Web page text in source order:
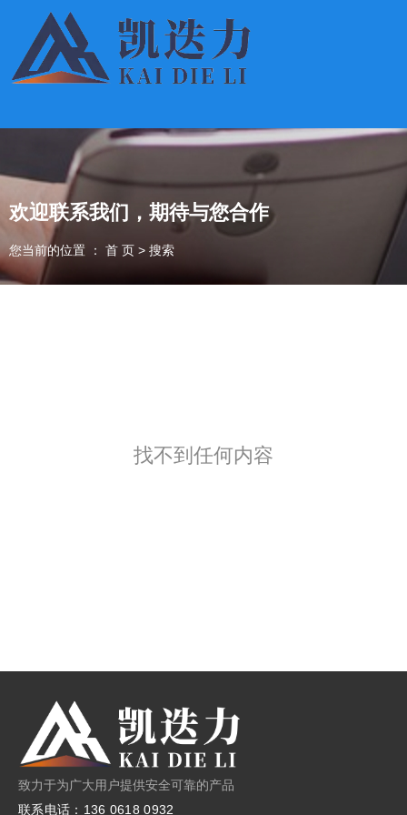
欢迎联系我们，期待与您合作
您当前的位置 ： 首 页 > 搜索
找不到任何内容
致力于为广大用户提供安全可靠的产品
联系电话：136 0618 0932